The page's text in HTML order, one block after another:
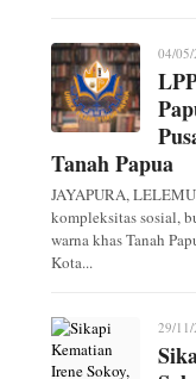
04/
Tanah Papua
JAYAPURA,
kompleksitas sosial,
warna khas Tanah
Kota...
29/